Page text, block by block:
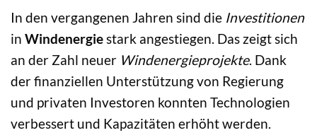
In den vergangenen Jahren sind die Investitionen
in Windenergiestark angestiegen. Das zeigt sich
an der Zahl neuer Windenergieprojekte. Dank
der finanziellen Unterstützung von Regierung
und privaten Investoren konnten Technologien
verbessert und Kapazitäten erhöht werden.